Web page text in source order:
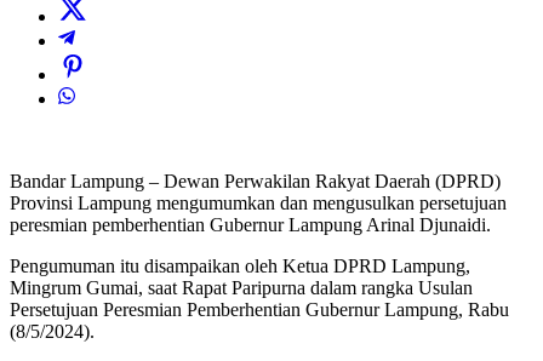
Bandar Lampung – Dewan Perwakilan Rakyat Daerah (DPRD)
Provinsi Lampung mengumumkan dan mengusulkan persetujuan
peresmian pemberhentian Gubernur Lampung Arinal Djunaidi.
Pengumuman itu disampaikan oleh Ketua DPRD Lampung,
Mingrum Gumai, saat Rapat Paripurna dalam rangka Usulan
Persetujuan Peresmian Pemberhentian Gubernur Lampung, Rabu
(8/5/2024).